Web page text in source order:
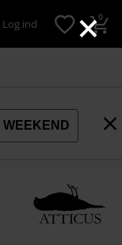
×
Log ind 0
WEEKEND